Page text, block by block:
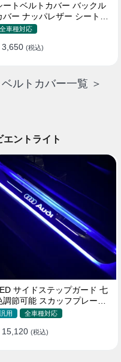
ートベルトカバー バックル
バー ナッパレザー シートベ
トパッド 異音防止 傷防止 マ
全車種対応
3,650 (税込)
ルトカバー一覧 ＞
エントライト
サイドステップガード 七
調節可能 スカッフプレート
汎用 全車種対応
15,120 (税込)